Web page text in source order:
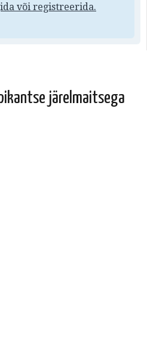
või registreerida.
järelmaitsega